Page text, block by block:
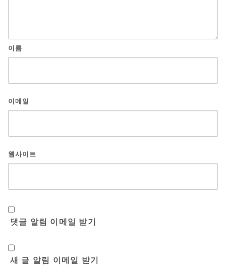
이름
이메일
웹사이트
댓글 알림 이메일 받기
새 글 알림 이메일 받기